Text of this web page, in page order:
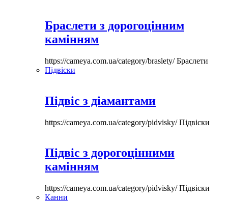
Браслети з дорогоцінним
камінням
https://cameya.com.ua/category/braslety/Браслети
Підвіски
Підвіс з діамантами
https://cameya.com.ua/category/pidvisky/Підвіски
Підвіс з дорогоцінними
камінням
https://cameya.com.ua/category/pidvisky/Підвіски
Канни